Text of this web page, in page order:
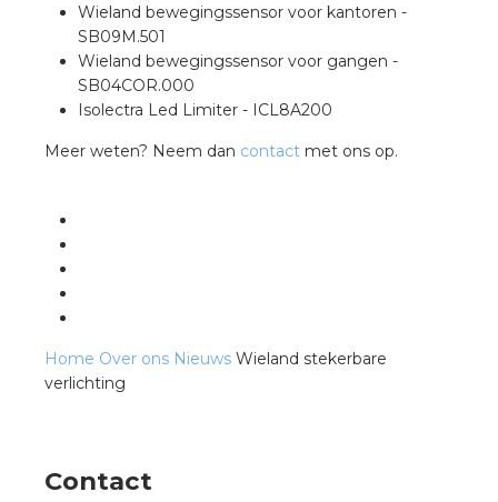
Wieland bewegingssensor voor kantoren -
SB09M.501
Wieland bewegingssensor voor gangen -
SB04COR.000
Isolectra Led Limiter - ICL8A200
Meer weten? Neem dan contact met ons op.
Home Over ons Nieuws Wieland stekerbare
verlichting
Contact
installeren in beton
installeren in de tuinbouw
GST®
RST®